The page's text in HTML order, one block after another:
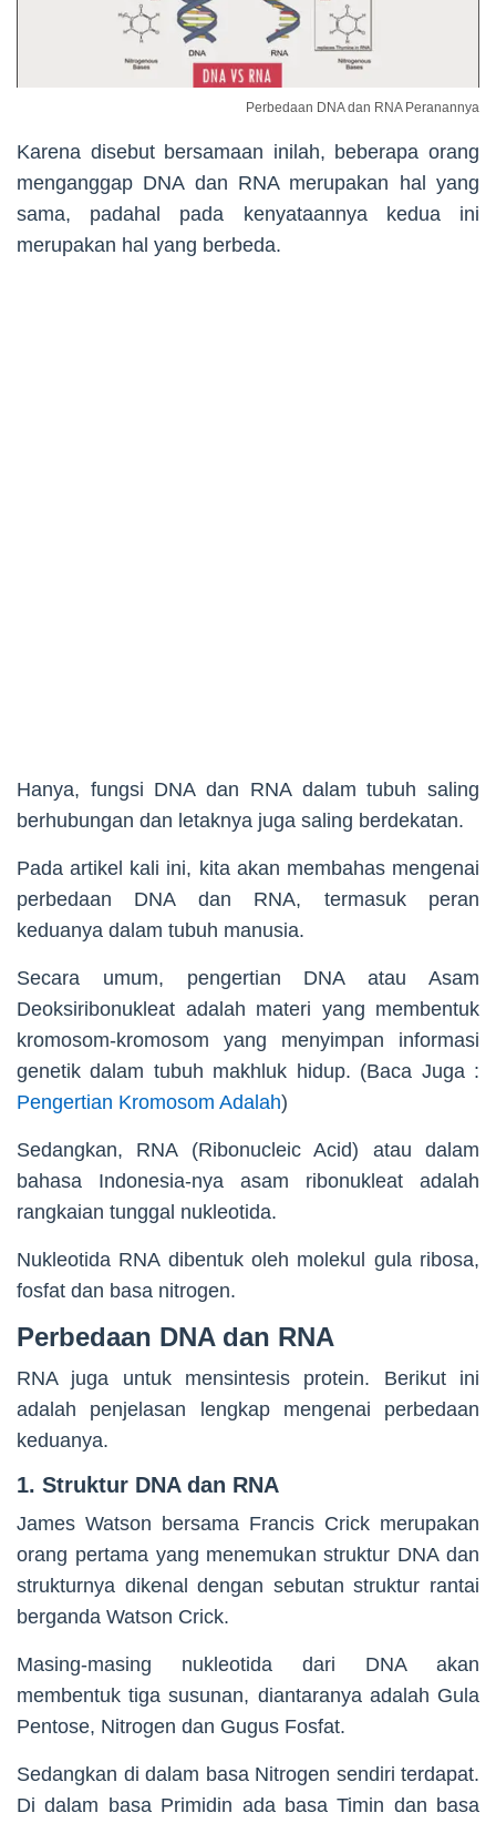
Perbedaan DNA dan RNA Peranannya
Karena disebut bersamaan inilah, beberapa orang
menganggap DNA dan RNA merupakan hal yang
sama, padahal pada kenyataannya kedua ini
merupakan hal yang berbeda.
Hanya, fungsi DNA dan RNA dalam tubuh saling
berhubungan dan letaknya juga saling berdekatan.
Pada artikel kali ini, kita akan membahas mengenai
perbedaan DNA dan RNA, termasuk peran
keduanya dalam tubuh manusia.
Secara umum, pengertian DNA atau Asam
Deoksiribonukleat adalah materi yang membentuk
kromosom-kromosom yang menyimpan informasi
genetik dalam tubuh makhluk hidup. (Baca Juga :
Pengertian Kromosom Adalah)
Sedangkan, RNA (Ribonucleic Acid) atau dalam
bahasa Indonesia-nya asam ribonukleat adalah
rangkaian tunggal nukleotida.
Nukleotida RNA dibentuk oleh molekul gula ribosa,
fosfat dan basa nitrogen.
Perbedaan DNA dan RNA
RNA juga untuk mensintesis protein. Berikut ini
adalah penjelasan lengkap mengenai perbedaan
keduanya.
1. Struktur DNA dan RNA
James Watson bersama Francis Crick merupakan
orang pertama yang menemukan struktur DNA dan
strukturnya dikenal dengan sebutan struktur rantai
berganda Watson Crick.
Masing-masing nukleotida dari DNA akan
membentuk tiga susunan, diantaranya adalah Gula
Pentose, Nitrogen dan Gugus Fosfat.
Sedangkan di dalam basa Nitrogen sendiri terdapat.
Di dalam basa Primidin ada basa Timin dan basa